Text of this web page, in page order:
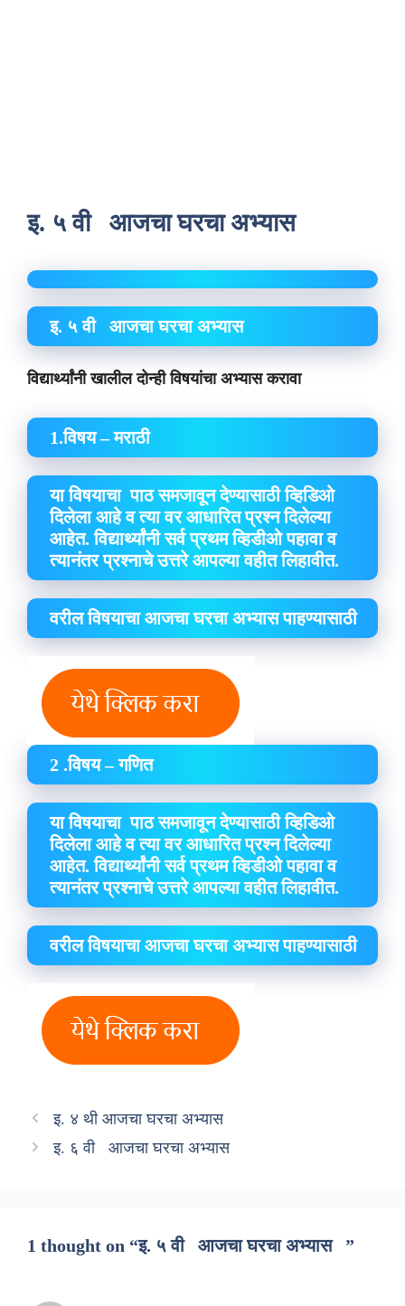
इ. ५ वी आजचा घरचा अभ्यास
इ. ५ वी आजचा घरचा अभ्यास
विद्यार्थ्यांनी खालील दोन्ही विषयांचा अभ्यास करावा
1.विषय – मराठी
या विषयाचा पाठ समजावून देण्यासाठी व्हिडिओ
दिलेला आहे व त्या वर आधारित प्रश्न दिलेल्या
आहेत. विद्यार्थ्यांनी सर्व प्रथम व्हिडीओ पहावा व
त्यानंतर प्रश्नाचे उत्तरे आपल्या वहीत लिहावीत.
वरील विषयाचा आजचा घरचा अभ्यास पाहण्यासाठी
2 .विषय – गणित
या विषयाचा पाठ समजावून देण्यासाठी व्हिडिओ
दिलेला आहे व त्या वर आधारित प्रश्न दिलेल्या
आहेत. विद्यार्थ्यांनी सर्व प्रथम व्हिडीओ पहावा व
त्यानंतर प्रश्नाचे उत्तरे आपल्या वहीत लिहावीत.
वरील विषयाचा आजचा घरचा अभ्यास पाहण्यासाठी
इ. ४ थी आजचा घरचा अभ्यास
इ. ६ वी आजचा घरचा अभ्यास
1 thought on “इ. ५ वी आजचा घरचा अभ्यास ”